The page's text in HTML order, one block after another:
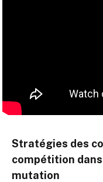
Stratégies des
compétition
mutation